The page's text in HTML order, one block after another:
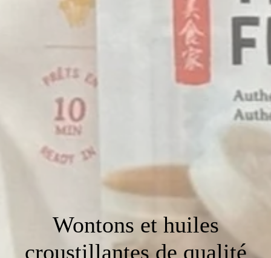
Wontons et huiles
croustillantes de qualité